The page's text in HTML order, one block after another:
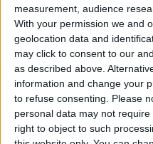
measurement, audience
With your permission we and
geolocation data and
may click to consent to our
as described above.
information and change your
to refuse consenting.
Please
personal data may not
right to object to such